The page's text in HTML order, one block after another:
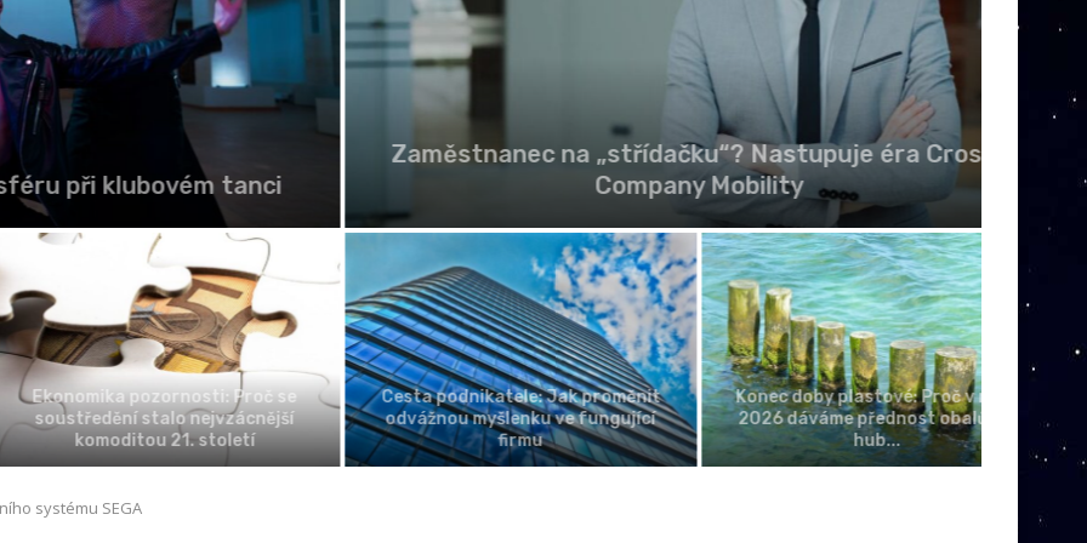
klubovém tanci
Zaměstnanec na „střídačku“? Nastupuje éra Cross-
Company Mobility
pozornosti: Proč se
stalo nejvzácnější
komoditou 21. století
Cesta podnikatele: Jak proměnit
odvážnou myšlenku ve fungující
firmu
Konec doby plastové: Proč v roce
2026 dáváme přednost obalům z
hub...
systému SEGA